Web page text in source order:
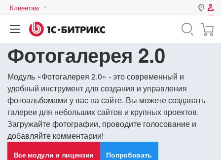
Клиентам
Казахстан
Авторизация
Зарегистрироваться
Логин
Пароль
Запомнить меня на этом
компьютере
Фотогалерея 2.0
Модуль «Фотогалерея 2.0» - это современный и
удобный инструмент для создания и управления
фотоальбомами у вас на сайте. Вы можете создавать
галереи для небольших сайтов и крупных проектов.
Загружайте фотографии, проводите голосование и
добавляйте комментарии!
Все модули и лицензии Попробовать